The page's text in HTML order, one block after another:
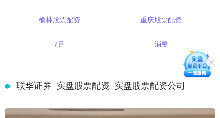
榆林股票配资 重庆股票配资
7月 消费
联华证券_实盘股票配资_实盘股票配资公司